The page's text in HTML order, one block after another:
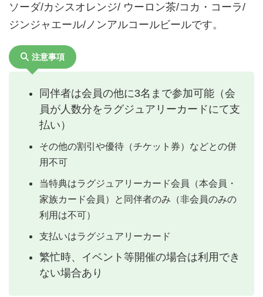
ソーダ/カシスオレンジ/ ウーロン茶/コカ・コーラ/
ジンジャエール/ノンアルコールビールです。
注意事項
同伴者は会員の他に3名まで参加可能（会
員が人数分をラグジュアリーカードにて支
払い）
その他の割引や優待（チケット券）などとの併
用不可
当特典はラグジュアリーカード会員（本会員・
家族カード会員）と同伴者のみ（非会員のみの
利用は不可）
支払いはラグジュアリーカード
繁忙時、イベント等開催の場合は利用でき
ない場合あり